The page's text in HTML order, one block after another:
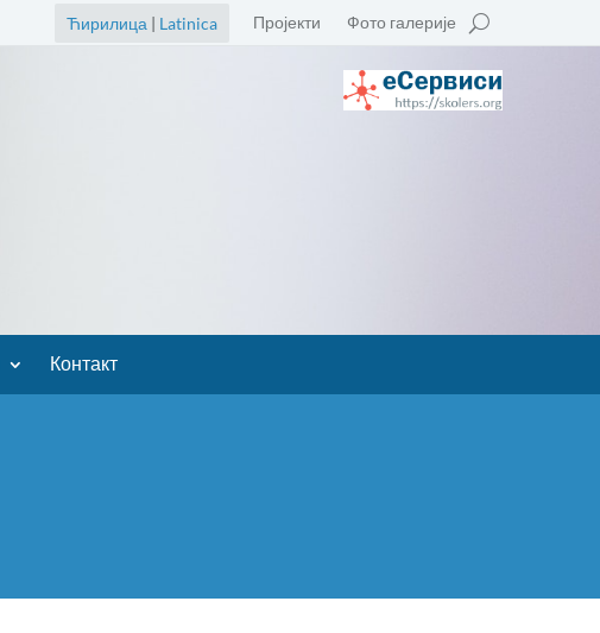
Пројекти Фото галерије
Ћирилица | Latinica
Контакт